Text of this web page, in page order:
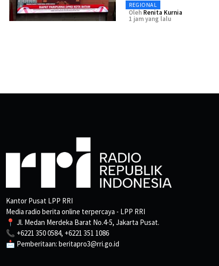
REGIONAL
Oleh Renita Kurnia
1 jam yang lalu
Kantor Pusat LPP RRI
Media radio berita online terpercaya - LPP RRI
📍 Jl. Medan Merdeka Barat No.4-5, Jakarta Pusat.
📞 +6221 350 0584, +6221 351 1086
📩 Pemberitaan: beritapro3@rri.go.id